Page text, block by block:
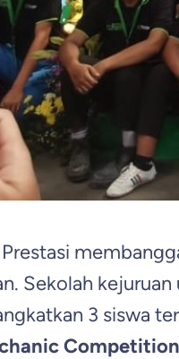
Sekolah kejuruan
3 siswa